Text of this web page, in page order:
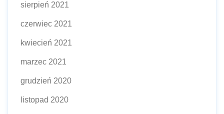
sierpień 2021
czerwiec 2021
kwiecień 2021
marzec 2021
grudzień 2020
listopad 2020